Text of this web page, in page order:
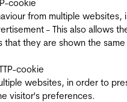
cookie
from multiple websites,
- This also allows
they are shown the same
cookie
websites, in order to
visitor's preferences.